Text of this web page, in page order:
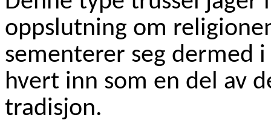
oppslutning om
sementerer seg dermed
hvert inn som en del av
tradisjon.